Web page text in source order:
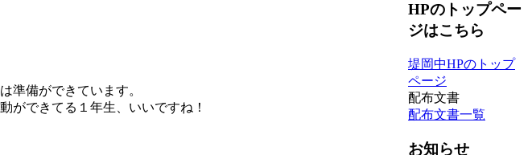
準備ができています。
ができてる１年生、いいですね！
HPのトップペー
ジはこちら
堤岡中HPのトップ
ページ
配布文書
配布文書一覧
お知らせ